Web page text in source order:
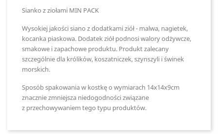
Sianko z ziołami MIN PACK
Wysokiej jakości siano z dodatkami ziół - malwa, nagietek,
kocanka piaskowa. Dodatek ziół podnosi walory odżywcze,
smakowe i zapachowe produktu. Produkt zalecany
szczególnie dla królików, koszatniczek, szynszyli i świnek
morskich.
Sposób spakowania w kostkę o wymiarach 14x14x9cm
znacznie zmniejsza niedogodności związane
z przechowywaniem tego typu produktów.